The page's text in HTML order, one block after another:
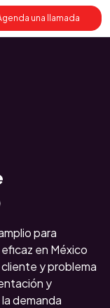
una llamada
para
en México
y problema
y
demanda